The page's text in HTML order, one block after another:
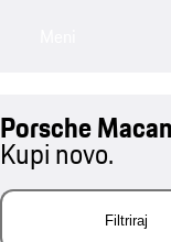
Porsche Macan
Kupi novo.
Filtriraj